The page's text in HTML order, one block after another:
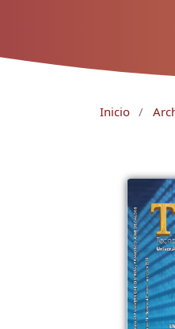
Inicio /